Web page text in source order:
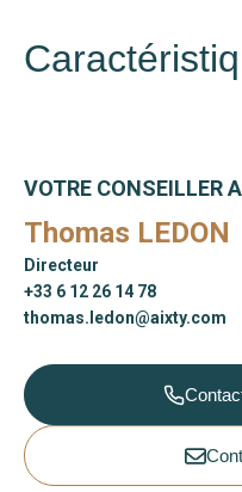
VOTRE CONSEILLER
Thomas LEDON
Directeur
+33 6 12 26 14 78
thomas.ledon@aixty.com